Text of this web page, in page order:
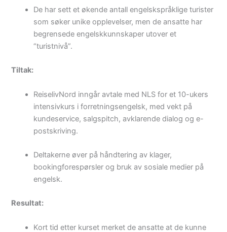
De har sett et økende antall engelskspråklige turister
som søker unike opplevelser, men de ansatte har
begrensede engelskkunnskaper utover et
“turistnivå”.
Tiltak:
ReiselivNord inngår avtale med NLS for et 10-ukers
intensivkurs i forretningsengelsk, med vekt på
kundeservice, salgspitch, avklarende dialog og e-
postskriving.
Deltakerne øver på håndtering av klager,
bookingforespørsler og bruk av sosiale medier på
engelsk.
Resultat:
Kort tid etter kurset merket de ansatte at de kunne